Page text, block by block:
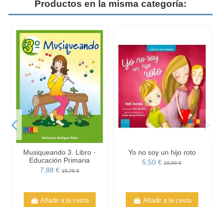
Productos en la misma categoría:
Musiqueando 3. Libro ·
Educación Primaria
7,88 € 15,75 €
Añadir a la cesta
Yo no soy un hijo roto
5,50 €10,99 €
Añadir a la cesta